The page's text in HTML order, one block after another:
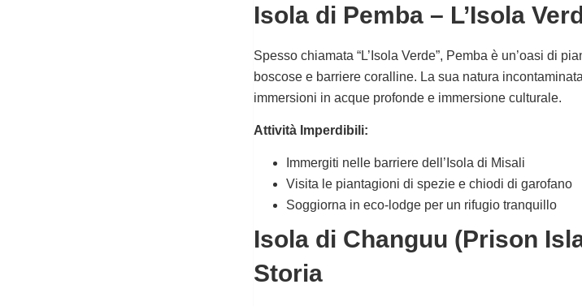
Isola di Pemba – L’Isola
Spesso chiamata “L’Isola Verde”, Pemba è un’oasi di
boscose e barriere coralline. La sua natura
immersioni in acque profonde e immersione culturale.
Attività Imperdibili:
Immergiti nelle barriere dell’Isola di Misali
Visita le piantagioni di spezie e chiodi di garofano
Soggiorna in eco-lodge per un rifugio tranquillo
Isola di Changuu (Prison
Storia